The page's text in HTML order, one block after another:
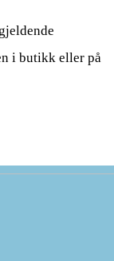
i butikk eller på